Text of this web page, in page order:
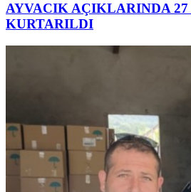
AYVACIK AÇIKLARINDA
KURTARILDI